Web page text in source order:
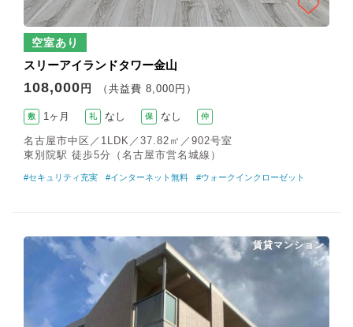
空室あり
スリーアイランドタワー金山
108,000 円 （共益費 8,000円）
敷 1ヶ月 礼 なし 保 なし 仲
名古屋市中区／1LDK／37.82㎡／902号室
東別院駅 徒歩5分（名古屋市営名城線）
#セキュリティ充実 #インターネット無料 #ウォークインクローゼット
賃貸マンション